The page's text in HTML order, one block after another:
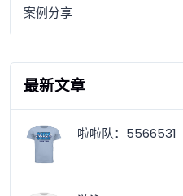
案例分享
最新文章
啦啦队：5566531